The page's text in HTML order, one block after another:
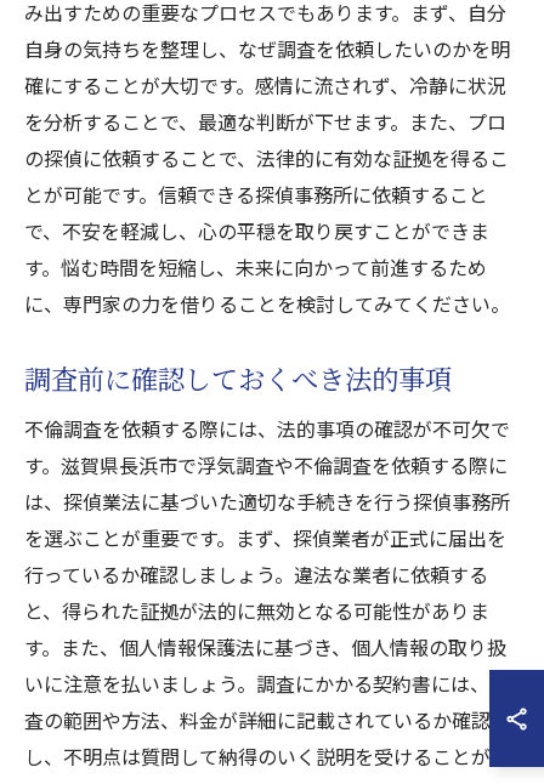
み出すための重要なプロセスでもあります。まず、自分
自身の気持ちを整理し、なぜ調査を依頼したいのかを明
確にすることが大切です。感情に流されず、冷静に状況
を分析することで、最適な判断が下せます。また、プロ
の探偵に依頼することで、法律的に有効な証拠を得るこ
とが可能です。信頼できる探偵事務所に依頼すること
で、不安を軽減し、心の平穏を取り戻すことができま
す。悩む時間を短縮し、未来に向かって前進するため
に、専門家の力を借りることを検討してみてください。
調査前に確認しておくべき法的事項
不倫調査を依頼する際には、法的事項の確認が不可欠で
す。滋賀県長浜市で浮気調査や不倫調査を依頼する際に
は、探偵業法に基づいた適切な手続きを行う探偵事務所
を選ぶことが重要です。まず、探偵業者が正式に届出を
行っているか確認しましょう。違法な業者に依頼する
と、得られた証拠が法的に無効となる可能性がありま
す。また、個人情報保護法に基づき、個人情報の取り扱
いに注意を払いましょう。調査にかかる契約書には、調
査の範囲や方法、料金が詳細に記載されているか確認
し、不明点は質問して納得のいく説明を受けることが大